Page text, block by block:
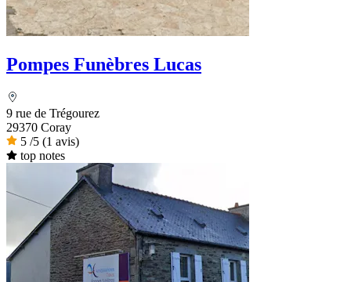
Pompes Funèbres Lucas
9 rue de Trégourez
29370 Coray
5 /5 (1 avis)
top notes